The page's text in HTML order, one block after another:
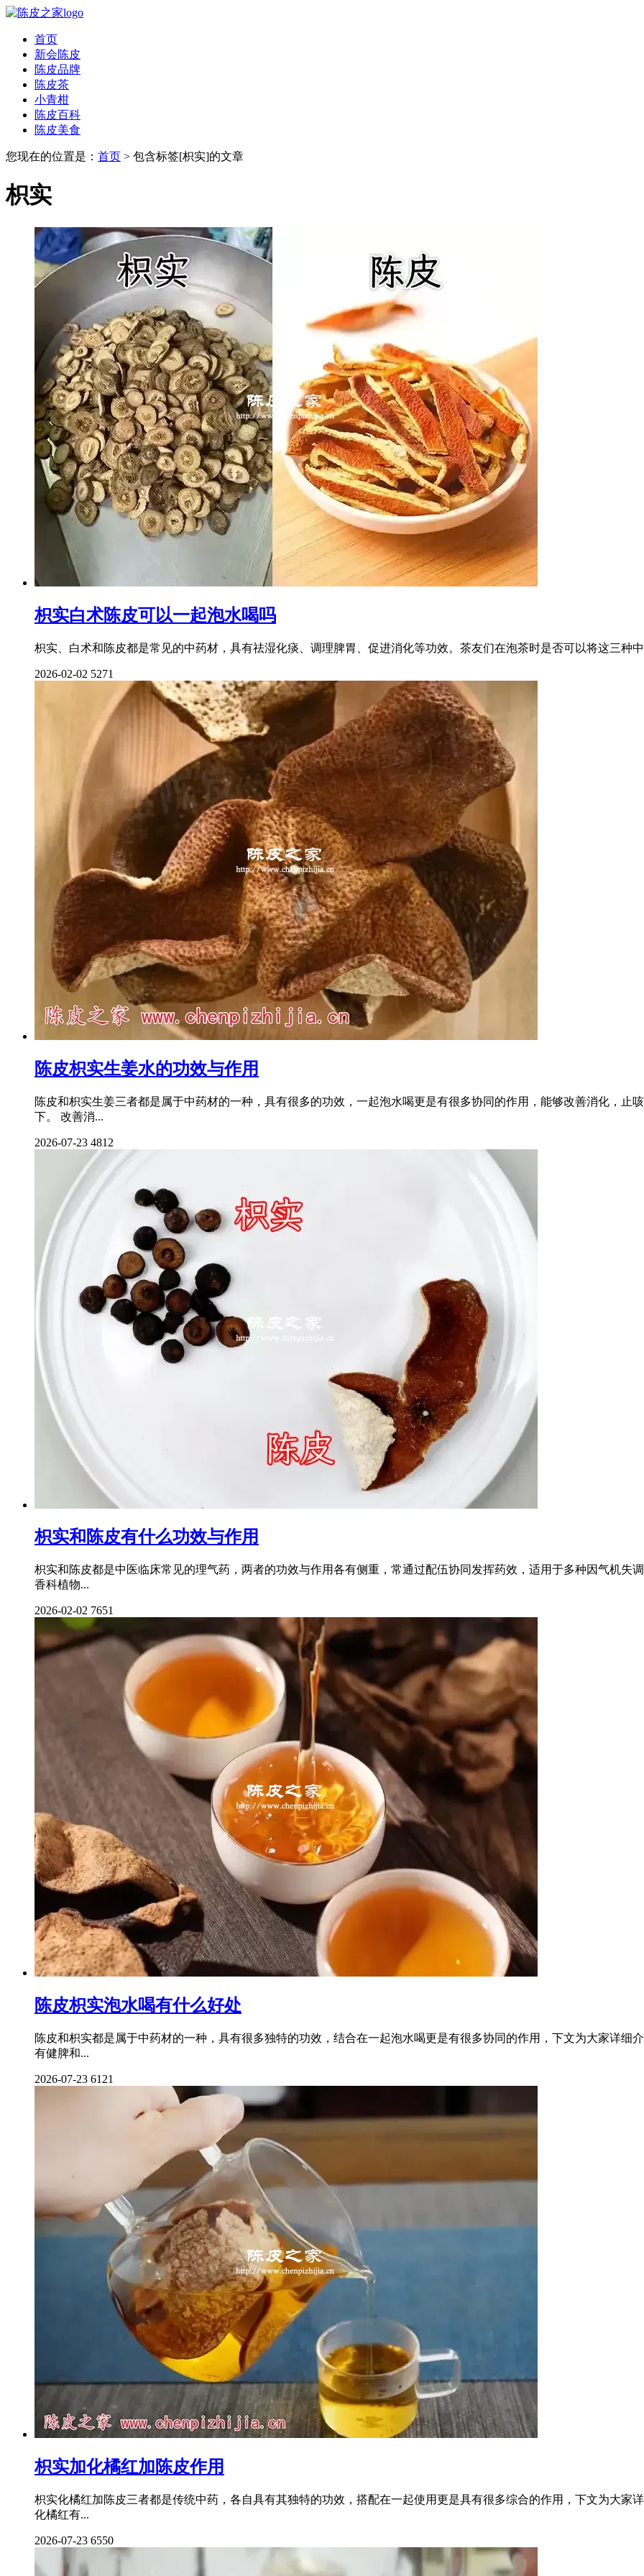
首页
新会陈皮
陈皮品牌
陈皮茶
小青柑
陈皮百科
陈皮美食
您现在的位置是： 首页 > 包含标签[枳实]的文章
枳实
枳实白术陈皮可以一起泡水喝吗
枳实、白术和陈皮都是常见的中药材，具有祛湿化痰、调理脾胃、促进消化等功效。茶友们在泡茶时是否可以将这三种
2026-02-02 5271
陈皮枳实生姜水的功效与作用
陈皮和枳实生姜三者都是属于中药材的一种，具有很多的功效，一起泡水喝更是有很多协同的作用，能够改善消化，止
下。 改善消...
2026-07-23 4812
枳实和陈皮有什么功效与作用
枳实和陈皮都是中医临床常见的理气药，两者的功效与作用各有侧重，常通过配伍协同发挥药效，适用于多种因气机失
香科植物...
2026-02-02 7651
陈皮枳实泡水喝有什么好处
陈皮和枳实都是属于中药材的一种，具有很多独特的功效，结合在一起泡水喝更是有很多协同的作用，下文为大家详细
有健脾和...
2026-07-23 6121
枳实加化橘红加陈皮作用
枳实化橘红加陈皮三者都是传统中药，各自具有其独特的功效，搭配在一起使用更是具有很多综合的作用，下文为大家
化橘红有...
2026-07-23 6550